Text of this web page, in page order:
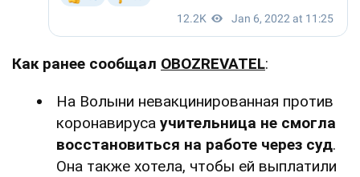
Как ранее сообщал OBOZREVATEL:
На Волыни невакцинированная против
коронавируса учительница не смогла
восстановиться на работе через суд.
Она также хотела, чтобы ей выплатили